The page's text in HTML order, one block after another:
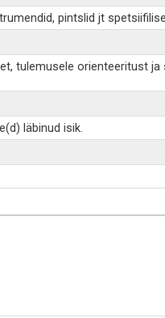
pintslid jt
tulemusele orienteeritust
läbinud isik.